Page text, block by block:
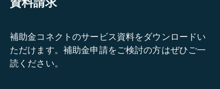
補助金コネクトのサービス資料をダウンロードい
ただけます。補助金申請をご検討の方はぜひご一
読ください。